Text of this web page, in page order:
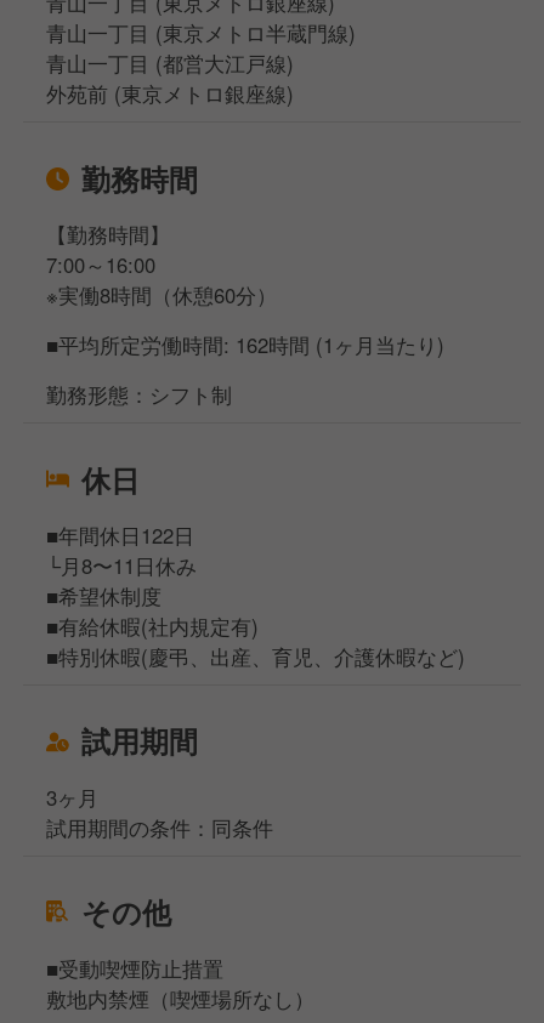
青山一丁目 (東京メトロ半蔵門線)
青山一丁目 (都営大江戸線)
外苑前 (東京メトロ銀座線)
勤務時間
【勤務時間】
7:00～16:00
※実働8時間（休憩60分）
■平均所定労働時間: 162時間 (1ヶ月当たり)
勤務形態：シフト制
休日
■年間休日122日
└月8〜11日休み
■希望休制度
■有給休暇(社内規定有)
■特別休暇(慶弔、出産、育児、介護休暇など)
試用期間
3ヶ月
試用期間の条件：同条件
その他
■受動喫煙防止措置
敷地内禁煙（喫煙場所なし）